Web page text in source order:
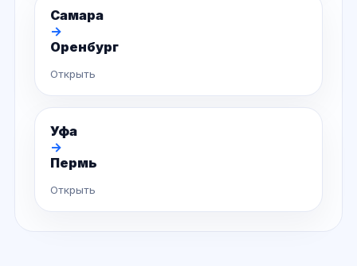
Самара
→
Оренбург
Открыть
Уфа
→
Пермь
Открыть